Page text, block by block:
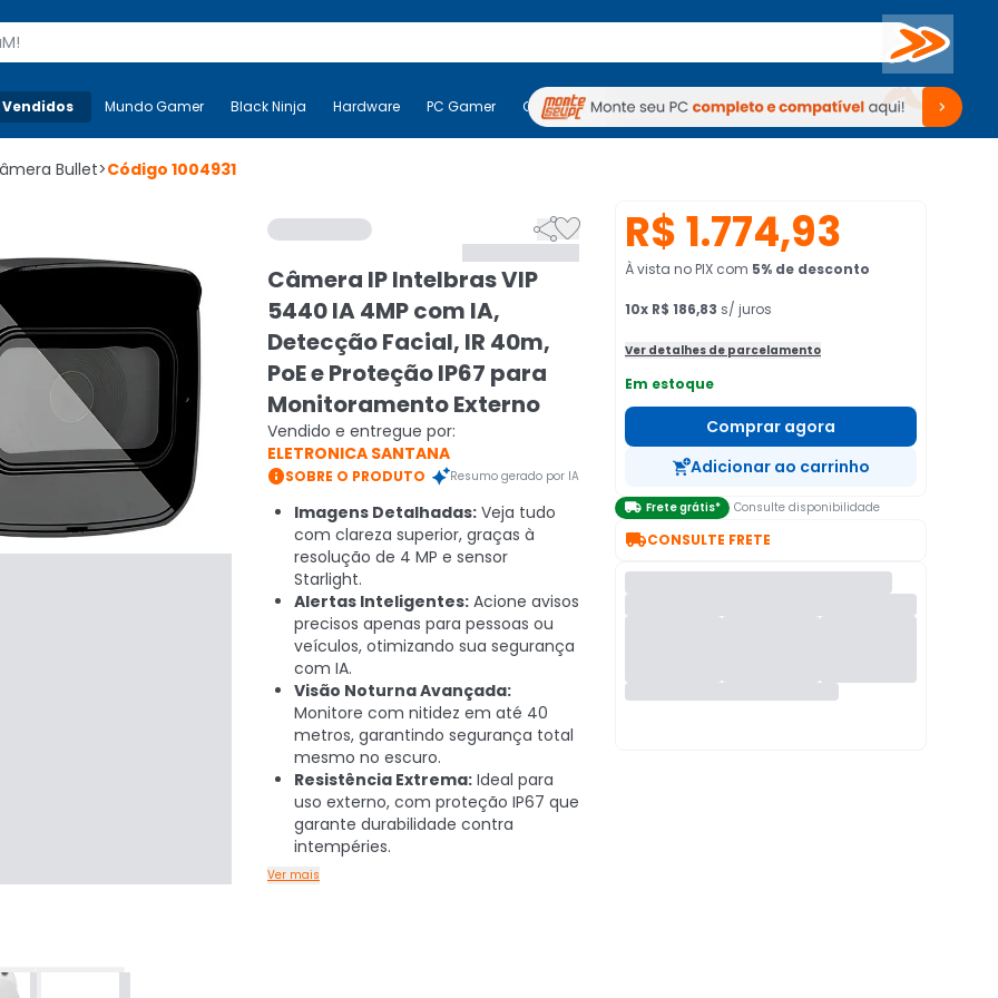
Buscar
Mais-v- Mundo Gamer Black Ninja Hardware PC Gamer Computadores Periféricos TV Venda no KaBuM!
Mundo Gamer Black Ninja Hardware PC Gamer Computadores Periféricos TV Venda no KaBuM!
Bullet>Código 1004931

Câmera IP Intelbras VIP
5440 IA 4MP com IA,
Detecção Facial, IR 40m,
PoE e Proteção IP67 para
Monitoramento Externo
Vendido e entregue por:
ELETRONICA SANTANA
SOBRE O PRODUTO Resumo gerado por IA
Imagens Detalhadas: Veja tudo
com clareza superior, graças à
resolução de 4 MP e sensor
Starlight.
Alertas Inteligentes: Acione avisos
precisos apenas para pessoas ou
veículos, otimizando sua segurança
com IA.
Visão Noturna Avançada:
Monitore com nitidez em até 40
metros, garantindo segurança total
mesmo no escuro.
Resistência Extrema: Ideal para
uso externo, com proteção IP67 que
garante durabilidade contra
intempéries.
Ver mais
R$ 1.774,93
À vista no PIX com 5% de desconto
10x R$ 186,83 s/ juros
Ver detalhes de parcelamento
Em estoque
Comprar agora
Adicionar ao carrinho
 Frete grátis* Consulte disponibilidade
CONSULTE FRETE